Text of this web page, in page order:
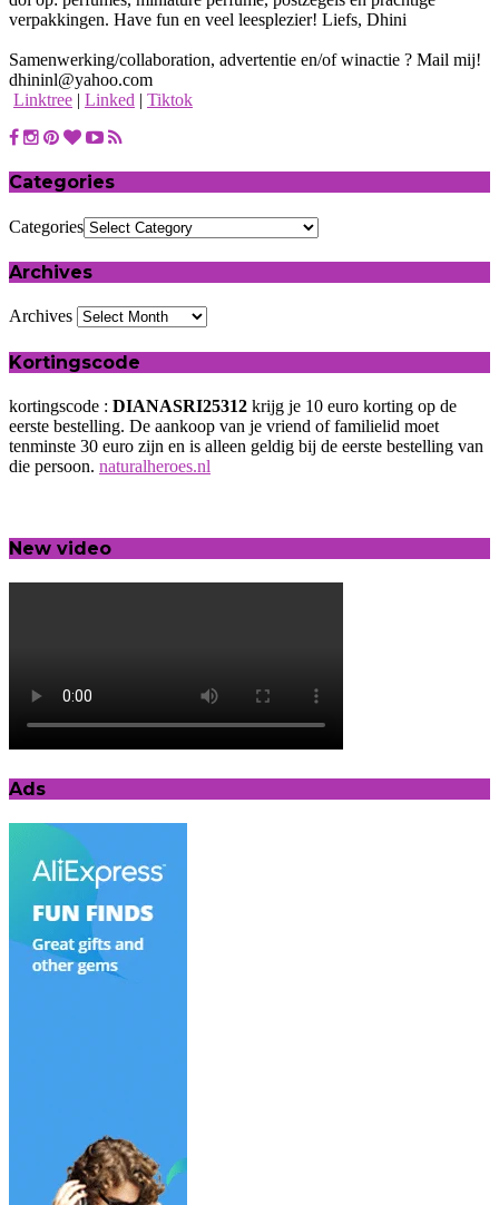
verpakkingen. Have fun en veel leesplezier! Liefs, Dhini
Samenwerking/collaboration, advertentie en/of winactie ? Mail mij!
dhininl@yahoo.com
Linktree | Linked | Tiktok
Categories
Categories
Archives
Archives
Kortingscode
kortingscode : DIANASRI25312 krijg je 10 euro korting op de
eerste bestelling. De aankoop van je vriend of familielid moet
tenminste 30 euro zijn en is alleen geldig bij de eerste bestelling van
die persoon. naturalheroes.nl
New video
Ads